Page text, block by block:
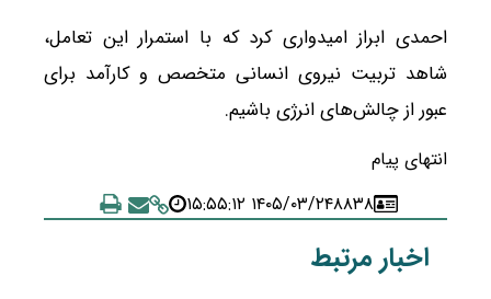
احمدی ابراز امیدواری کرد که با استمرار این تعامل،
شاهد تربیت نیروی انسانی متخصص و کارآمد برای
عبور از چالش‌های انرژی باشیم.
انتهای پیام
۸۸۳۸۱۴۰۵/۰۳/۲۴ ۱۵:۵۵:۱۲
اخبار مرتبط